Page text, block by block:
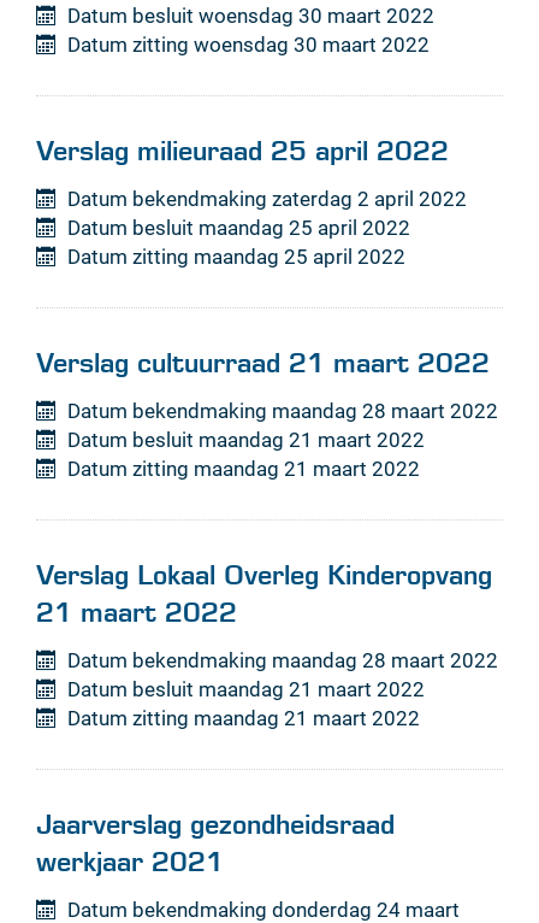
Datum besluit woensdag 30 maart 2022
Datum zitting woensdag 30 maart 2022
Verslag milieuraad 25 april 2022
Datum bekendmaking zaterdag 2 april 2022
Datum besluit maandag 25 april 2022
Datum zitting maandag 25 april 2022
Verslag cultuurraad 21 maart 2022
Datum bekendmaking maandag 28 maart 2022
Datum besluit maandag 21 maart 2022
Datum zitting maandag 21 maart 2022
Verslag Lokaal Overleg Kinderopvang
21 maart 2022
Datum bekendmaking maandag 28 maart 2022
Datum besluit maandag 21 maart 2022
Datum zitting maandag 21 maart 2022
Jaarverslag gezondheidsraad
werkjaar 2021
Datum bekendmaking donderdag 24 maart